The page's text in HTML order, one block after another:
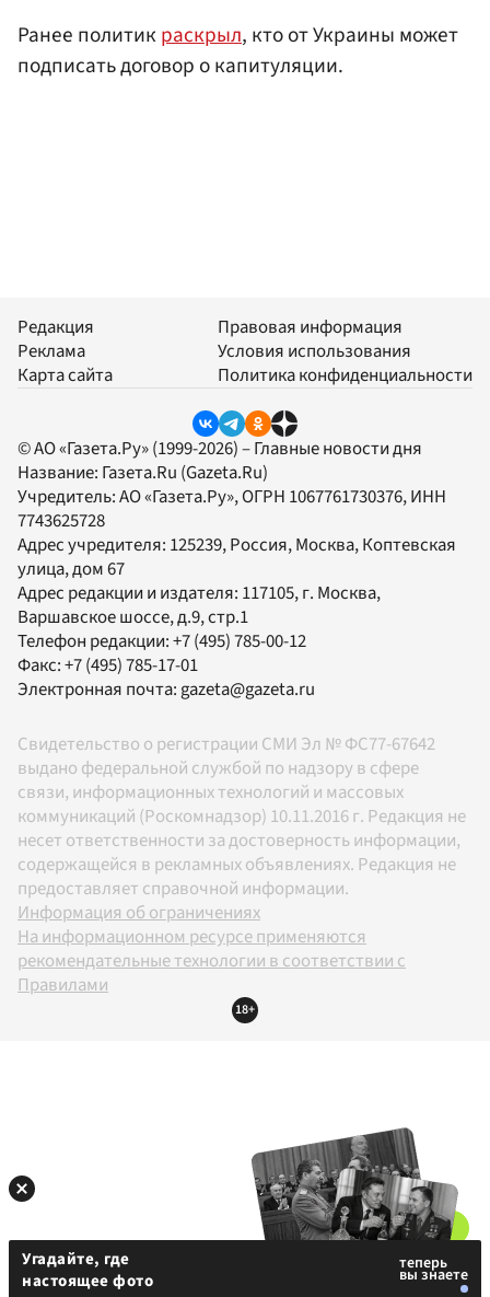
Ранее политик раскрыл, кто от Украины может
подписать договор о капитуляции.
Редакция
Реклама
Карта сайта
Правовая информация
Условия использования
Политика конфиденциальности
© АО «Газета.Ру» (1999-2026) – Главные новости дня
Название: Газета.Ru (Gazeta.Ru)
Учредитель:АО «Газета.Ру», ОГРН 1067761730376, ИНН
7743625728
Адрес учредителя: 125239, Россия, Москва, Коптевская
улица, дом 67
Адрес редакции и издателя: 117105, г. Москва,
Варшавское шоссе, д.9, стр.1
Телефон редакции:+7 (495) 785-00-12
Факс:+7 (495) 785-17-01
Электронная почта: gazeta@gazeta.ru
Свидетельство о регистрации СМИ Эл № ФС77-67642
выдано федеральной службой по надзору в сфере
связи, информационных технологий и массовых
коммуникаций (Роскомнадзор) 10.11.2016 г. Редакция не
несет ответственности за достоверность информации,
содержащейся в рекламных объявлениях. Редакция не
предоставляет справочной информации.
Информация об ограничениях
На информационном ресурсе применяются
рекомендательные технологии в соответствии с
Правилами
18+
Угадайте, где
настоящее фото